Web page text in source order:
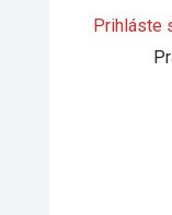
Prihláste